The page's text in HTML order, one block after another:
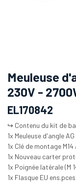
Meuleuse
230V -
EL170842
↪️ Contenu du kit de
1x Meuleuse d'angle
1x Clé de montage
1x Nouveau carter
1x Poignée latérale (M
1x Flasque EU ens.pces